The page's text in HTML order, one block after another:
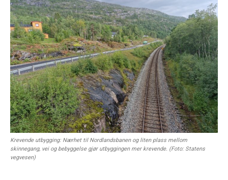
Krevende utbygging: Nærhet til Nordlandsbanen og liten plass mellom
skinnegang, vei og bebyggelse gjør utbyggingen mer krevende. (Foto: Statens
vegvesen)